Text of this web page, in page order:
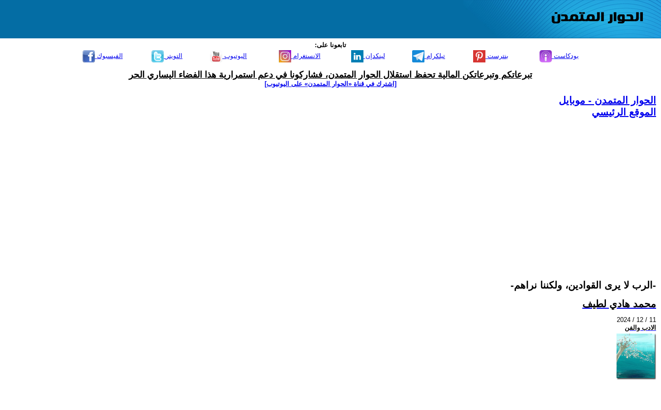
تابعونا على:
الفيسبوك
التويتر اليوتيوب الانستغرام لينكدإن تيلكرام بنترست بودكاست
تبرعاتكم وتبرعاتكن المالية تحفظ استقلال الحوار المتمدن، فشاركونا في دعم استمرارية هذا الفضاء اليساري الحر
[اشترك في قناة ‫«الحوار المتمدن» على اليوتيوب]
الحوار المتمدن - موبايل
الموقع الرئيسي
-الرب لا يرى القوادين، ولكننا نراهم-
محمد هادي لطيف
2024 / 12 / 11
الادب والفن